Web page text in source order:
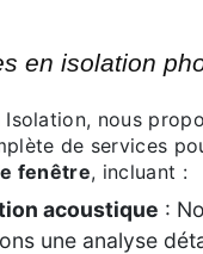
de services
fenêtre, incluant :
acoustique :
une analyse